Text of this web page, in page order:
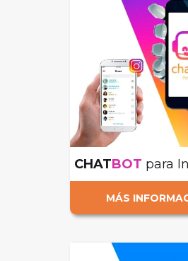
CHATBOT para
MÁS